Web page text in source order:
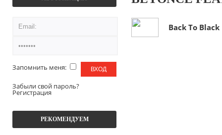
Запомнить меня:
Забыли свой пароль?
Регистрация
РЕКОМЕНДУЕМ
Back To Black